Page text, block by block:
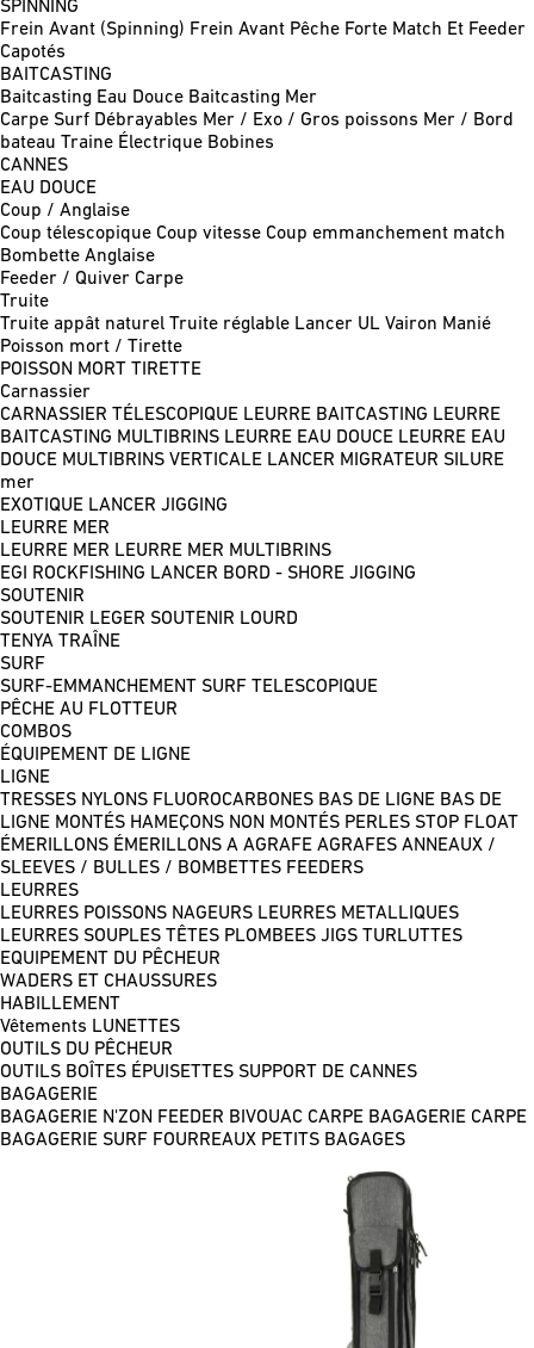
SPINNING
Frein Avant (Spinning) Frein Avant Pêche Forte Match Et Feeder
Capotés
BAITCASTING
Baitcasting Eau Douce Baitcasting Mer
Carpe Surf Débrayables Mer / Exo / Gros poissons Mer / Bord
bateau Traine Électrique Bobines
CANNES
EAU DOUCE
Coup / Anglaise
Coup télescopique Coup vitesse Coup emmanchement match
Bombette Anglaise
Feeder / Quiver Carpe
Truite
Truite appât naturel Truite réglable Lancer UL Vairon Manié
Poisson mort / Tirette
POISSON MORT TIRETTE
Carnassier
CARNASSIER TÉLESCOPIQUE LEURRE BAITCASTING LEURRE
BAITCASTING MULTIBRINS LEURRE EAU DOUCE LEURRE EAU
DOUCE MULTIBRINS VERTICALE LANCER MIGRATEUR SILURE
mer
EXOTIQUE LANCER JIGGING
LEURRE MER
LEURRE MER LEURRE MER MULTIBRINS
EGI
ROCKFISHING LANCER BORD - SHORE JIGGING
SOUTENIR
SOUTENIR LEGER SOUTENIR LOURD
TENYA TRAÎNE
SURF
SURF-EMMANCHEMENT SURF TELESCOPIQUE
PÊCHE AU FLOTTEUR
COMBOS
ÉQUIPEMENT DE LIGNE
LIGNE
TRESSES NYLONS FLUOROCARBONES BAS DE LIGNE BAS DE
LIGNE MONTÉS HAMEÇONS NON MONTÉS PERLES STOP FLOAT
ÉMERILLONS ÉMERILLONS A AGRAFE AGRAFES ANNEAUX /
SLEEVES / BULLES / BOMBETTES FEEDERS
LEURRES
LEURRES POISSONS NAGEURS LEURRES METALLIQUES
LEURRES SOUPLES TÊTES PLOMBEES JIGS TURLUTTES
EQUIPEMENT DU PÊCHEUR
WADERS ET CHAUSSURES
HABILLEMENT
Vêtements LUNETTES
OUTILS DU PÊCHEUR
OUTILS BOÎTES ÉPUISETTES SUPPORT DE CANNES
BAGAGERIE
BAGAGERIE N'ZON FEEDER BIVOUAC CARPE BAGAGERIE CARPE
BAGAGERIE SURF FOURREAUX PETITS BAGAGES